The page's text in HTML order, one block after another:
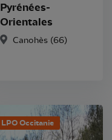
Pyrénées-
Orientales
Canohès (66)
LPO Occitanie